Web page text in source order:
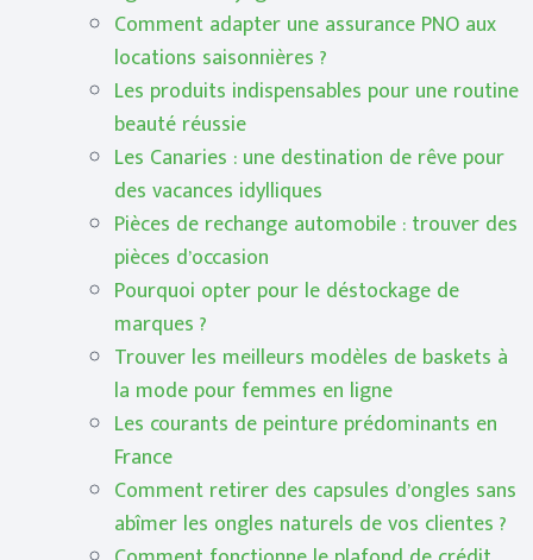
Comment adapter une assurance PNO aux
locations saisonnières ?
Les produits indispensables pour une routine
beauté réussie
Les Canaries : une destination de rêve pour
des vacances idylliques
Pièces de rechange automobile : trouver des
pièces d’occasion
Pourquoi opter pour le déstockage de
marques ?
Trouver les meilleurs modèles de baskets à
la mode pour femmes en ligne
Les courants de peinture prédominants en
France
Comment retirer des capsules d’ongles sans
abîmer les ongles naturels de vos clientes ?